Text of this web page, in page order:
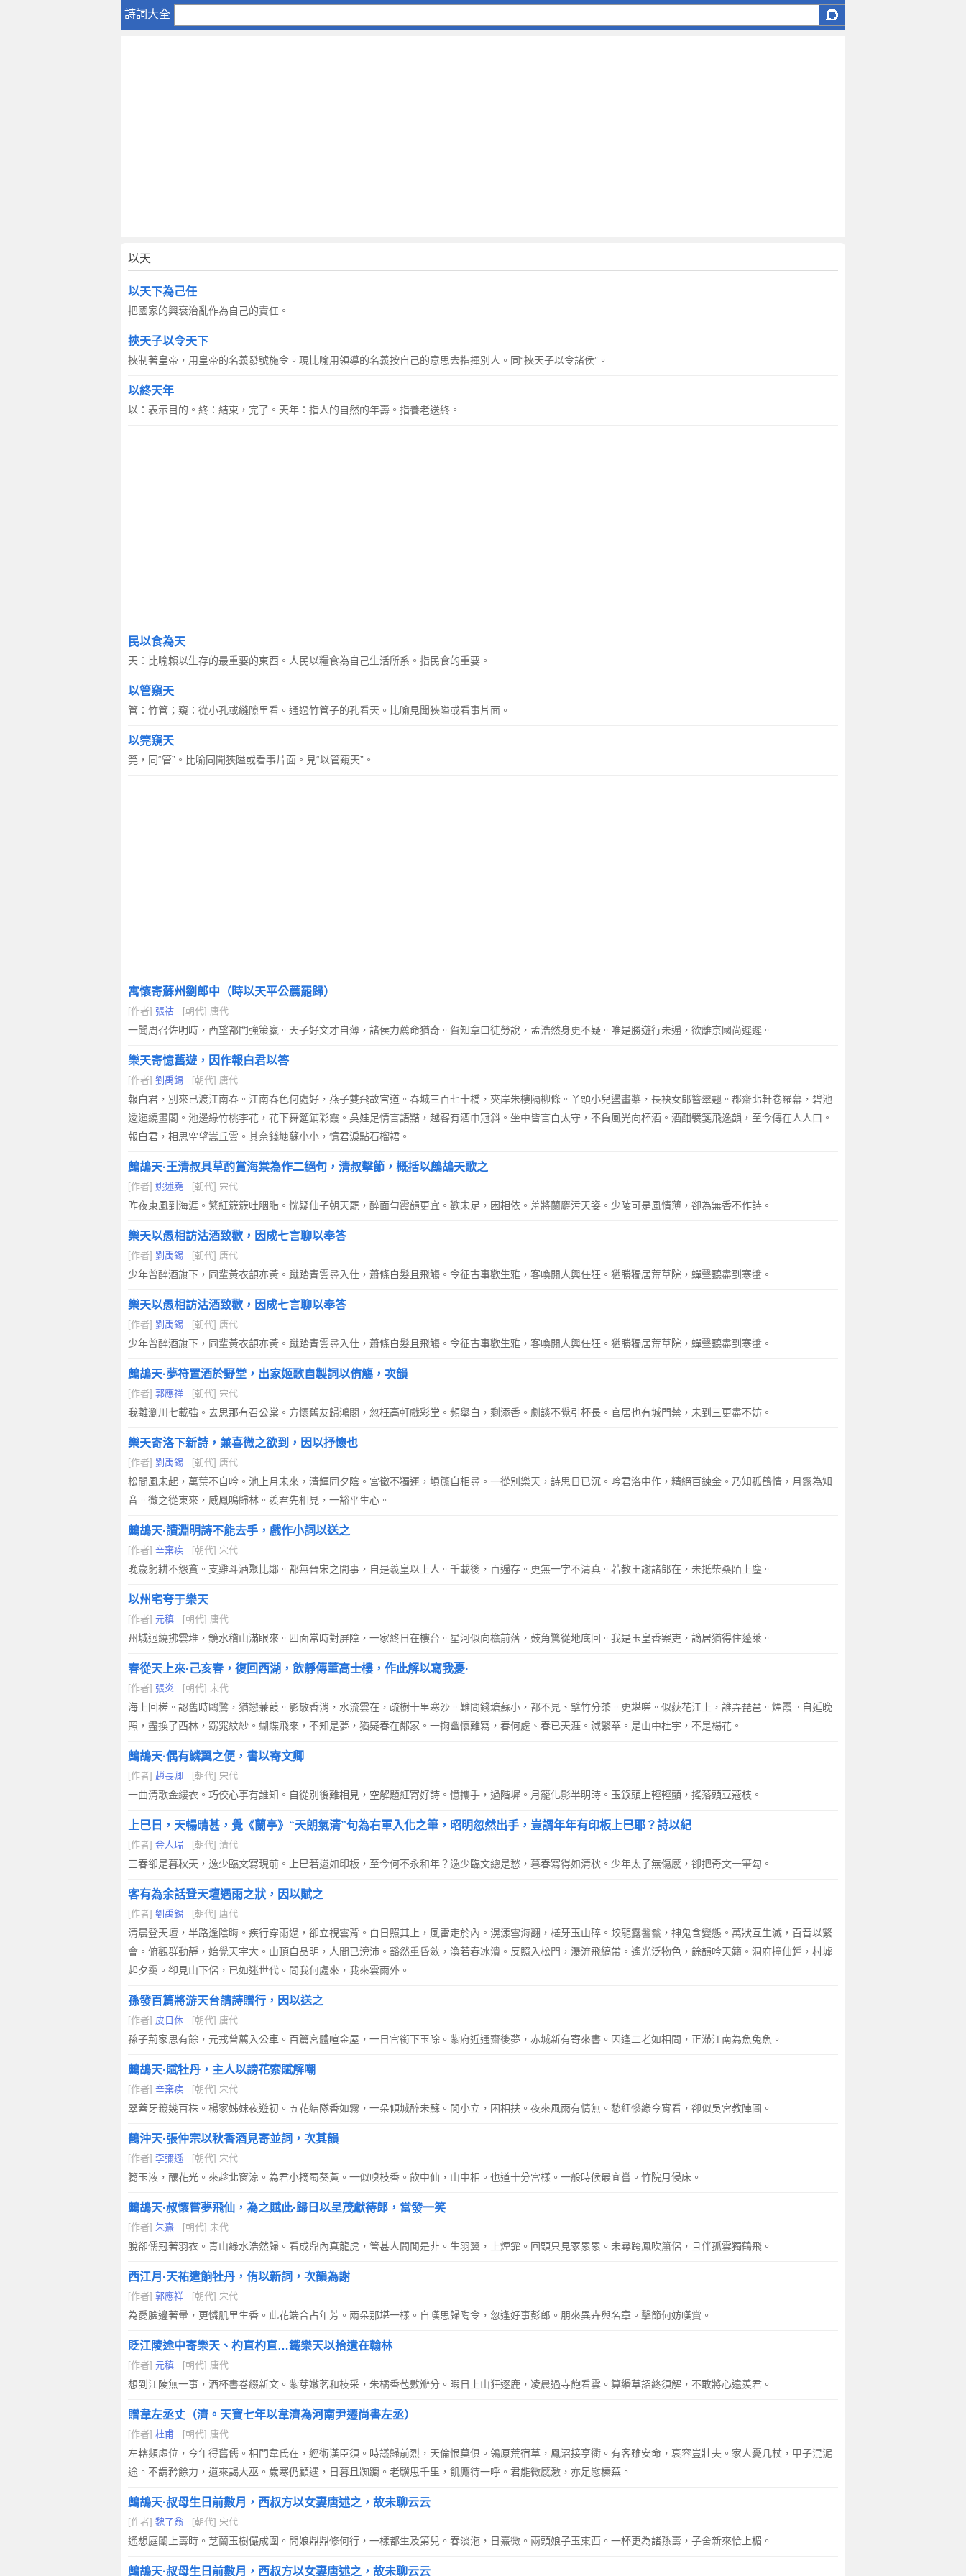
詩詞大全
以
以天
以天下為己任
把國家的興衰治亂作為自己的責任。
挾天子以令天下
挾制著皇帝，用皇帝的名義發號施令。現比喻用領導的名義按自己的意思去指揮別人。同“挾天子以令諸侯”。
以終天年
以：表示目的。終：結束，完了。天年：指人的自然的年壽。指養老送終。
民以食為天
天：比喻賴以生存的最重要的東西。人民以糧食為自己生活所系。指民食的重要。
以管窺天
管：竹管；窺：從小孔或縫隙里看。通過竹管子的孔看天。比喻見聞狹隘或看事片面。
以筦窺天
筦，同“管”。比喻同聞狹隘或看事片面。見“以管窺天”。
寓懷寄蘇州劉郎中（時以天平公薦罷歸）
[作者] 張祜 [朝代] 唐代
一聞周召佐明時，西望都門強策羸。天子好文才自薄，諸侯力薦命猶奇。賀知章口徒勞說，孟浩然身更不疑。唯是勝遊行未遍，欲離京國尚遲遲。
樂天寄憶舊遊，因作報白君以答
[作者] 劉禹錫 [朝代] 唐代
報白君，別來已渡江南春。江南春色何處好，燕子雙飛故官道。春城三百七十橋，夾岸朱樓隔柳條。丫頭小兒盪畫槳，長袂女郎簪翠翹。郡齋北軒卷羅幕，碧池
逶迤繞畫閣。池邊綠竹桃李花，花下舞筵鋪彩霞。吳娃足情言語黠，越客有酒巾冠斜。坐中皆言白太守，不負風光向杯酒。酒酣襞箋飛逸韻，至今傳在人人口。
報白君，相思空望嵩丘雲。其奈錢塘蘇小小，憶君淚點石榴裙。
鷓鴣天·王清叔具草酌賞海棠為作二絕句，清叔擊節，概括以鷓鴣天歌之
[作者] 姚述堯 [朝代] 宋代
昨夜東風到海涯。繁紅簇簇吐胭脂。恍疑仙子朝天罷，醉面勻霞韻更宜。歡未足，困相依。羞將蘭麝污天姿。少陵可是風情薄，卻為無香不作詩。
樂天以愚相訪沽酒致歡，因成七言聊以奉答
[作者] 劉禹錫 [朝代] 唐代
少年曾醉酒旗下，同輩黃衣頷亦黃。蹴踏青雲尋入仕，蕭條白髮且飛觴。令征古事歡生雅，客喚閒人興任狂。猶勝獨居荒草院，蟬聲聽盡到寒螿。
樂天以愚相訪沽酒致歡，因成七言聊以奉答
[作者] 劉禹錫 [朝代] 唐代
少年曾醉酒旗下，同輩黃衣頷亦黃。蹴踏青雲尋入仕，蕭條白髮且飛觴。令征古事歡生雅，客喚閒人興任狂。猶勝獨居荒草院，蟬聲聽盡到寒螿。
鷓鴣天·夢符置酒於野堂，出家姬歌自製詞以侑觴，次韻
[作者] 郭應祥 [朝代] 宋代
我離瀏川七載強。去思那有召公棠。方懷舊友歸鴻閣，忽枉高軒戲彩堂。頻舉白，剩添香。劇談不覺引杯長。官居也有城門禁，未到三更盡不妨。
樂天寄洛下新詩，兼喜微之欲到，因以抒懷也
[作者] 劉禹錫 [朝代] 唐代
松間風未起，萬葉不自吟。池上月未來，清輝同夕陰。宮徵不獨運，塤篪自相尋。一從別樂天，詩思日已沉。吟君洛中作，精絕百鍊金。乃知孤鶴情，月露為知
音。微之從東來，威鳳鳴歸林。羨君先相見，一豁平生心。
鷓鴣天·讀淵明詩不能去手，戲作小詞以送之
[作者] 辛棄疾 [朝代] 宋代
晚歲躬耕不怨貧。支雞斗酒聚比鄰。都無晉宋之間事，自是羲皇以上人。千載後，百遍存。更無一字不清真。若教王謝諸郎在，未抵柴桑陌上塵。
以州宅夸于樂天
[作者] 元稹 [朝代] 唐代
州城迥繞拂雲堆，鏡水稽山滿眼來。四面常時對屏障，一家終日在樓台。星河似向檐前落，鼓角驚從地底回。我是玉皇香案吏，謫居猶得住蓬萊。
春從天上來·己亥春，復回西湖，飲靜傳董高士樓，作此解以寫我憂·
[作者] 張炎 [朝代] 宋代
海上回槎。認舊時鷗鷺，猶戀蒹葭。影散香消，水流雲在，疏樹十里寒沙。難問錢塘蘇小，都不見、擘竹分茶。更堪嗟。似荻花江上，誰弄琵琶。煙霞。自延晚
照，盡換了西林，窈窕紋紗。蝴蝶飛來，不知是夢，猶疑春在鄰家。一掬幽懷難寫，春何處、春已天涯。減繁華。是山中杜宇，不是楊花。
鷓鴣天·偶有鱗翼之便，書以寄文卿
[作者] 趙長卿 [朝代] 宋代
一曲清歌金縷衣。巧佼心事有誰知。自從別後難相見，空解題紅寄好詩。憶攜手，過階墀。月籠化影半明時。玉釵頭上輕輕顫，搖落頭豆蔻枝。
上巳日，天暢晴甚，覺《蘭亭》“天朗氣清”句為右軍入化之筆，昭明忽然出手，豈謂年年有印板上巳耶？詩以紀
[作者] 金人瑞 [朝代] 清代
三春卻是暮秋天，逸少臨文寫現前。上巳若還如印板，至今何不永和年？逸少臨文總是愁，暮春寫得如清秋。少年太子無傷感，卻把奇文一筆勾。
客有為余話登天壇遇雨之狀，因以賦之
[作者] 劉禹錫 [朝代] 唐代
清晨登天壇，半路逢陰晦。疾行穿雨過，卻立視雲背。白日照其上，風雷走於內。滉漾雪海翻，槎牙玉山碎。蛟龍露鬐鬣，神鬼含變態。萬狀互生滅，百音以繁
會。俯觀群動靜，始覺天宇大。山頂自晶明，人間已滂沛。豁然重昏斂，渙若春冰潰。反照入松門，瀑流飛縞帶。遙光泛物色，餘韻吟天籟。洞府撞仙鍾，村墟
起夕靄。卻見山下侶，已如迷世代。問我何處來，我來雲雨外。
孫發百篇將游天台請詩贈行，因以送之
[作者] 皮日休 [朝代] 唐代
孫子荊家思有餘，元戎曾薦入公車。百篇宮體喧金屋，一日官銜下玉除。紫府近通齋後夢，赤城新有寄來書。因逢二老如相問，正滯江南為魚兔魚。
鷓鴣天·賦牡丹，主人以謗花索賦解嘲
[作者] 辛棄疾 [朝代] 宋代
翠蓋牙籤幾百株。楊家姊妹夜遊初。五花結隊香如霧，一朵傾城醉未蘇。閒小立，困相扶。夜來風雨有情無。愁紅慘綠今宵看，卻似吳宮教陣圖。
鶴沖天·張仲宗以秋香酒見寄並詞，次其韻
[作者] 李彌遜 [朝代] 宋代
篘玉液，釀花光。來趁北窗涼。為君小摘蜀葵黃。一似嗅枝香。飲中仙，山中相。也道十分宮樣。一般時候最宜嘗。竹院月侵床。
鷓鴣天·叔懷嘗夢飛仙，為之賦此·歸日以呈茂獻待郎，當發一笑
[作者] 朱熹 [朝代] 宋代
脫卻儒冠著羽衣。青山綠水浩然歸。看成鼎內真龍虎，管甚人間閒是非。生羽翼，上煙霏。回頭只見冢累累。未尋跨鳳吹簫侶，且伴孤雲獨鶴飛。
西江月·天祐遣餉牡丹，侑以新詞，次韻為謝
[作者] 郭應祥 [朝代] 宋代
為愛臉邊著暈，更憐肌里生香。此花端合占年芳。兩朵那堪一樣。自嘆思歸陶令，忽逢好事彭郎。朋來異卉與名章。擊節何妨嘆賞。
貶江陵途中寄樂天、杓直杓直…鐵樂天以拾遺在翰林
[作者] 元稹 [朝代] 唐代
想到江陵無一事，酒杯書卷綴新文。紫芽嫩茗和枝采，朱橘香苞數瓣分。暇日上山狂逐鹿，凌晨過寺飽看雲。算緡草詔終須解，不敢將心遠羨君。
贈韋左丞丈（濟。天寶七年以韋濟為河南尹遷尚書左丞）
[作者] 杜甫 [朝代] 唐代
左轄頻虛位，今年得舊儒。相門韋氏在，經術漢臣須。時議歸前烈，天倫恨莫俱。鴒原荒宿草，鳳沼接亨衢。有客雖安命，衰容豈壯夫。家人憂几杖，甲子混泥
途。不謂矜餘力，還來謁大巫。歲寒仍顧遇，日暮且踟躕。老驥思千里，飢鷹待一呼。君能微感激，亦足慰榛蕪。
鷓鴣天·叔母生日前數月，西叔方以女妻唐述之，故未聊云云
[作者] 魏了翁 [朝代] 宋代
遙想庭闈上壽時。芝蘭玉樹儼成圍。問娘鼎鼎修何行，一樣都生及第兒。春淡沲，日熹微。兩頭娘子玉東西。一杯更為諸孫壽，子舍新來恰上楣。
鷓鴣天·叔母生日前數月，西叔方以女妻唐述之，故未聊云云